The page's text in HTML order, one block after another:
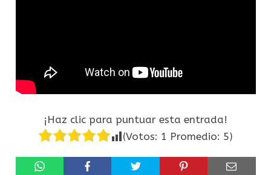
¡Haz clic para puntuar esta entrada!
(Votos: 1 Promedio: 5)